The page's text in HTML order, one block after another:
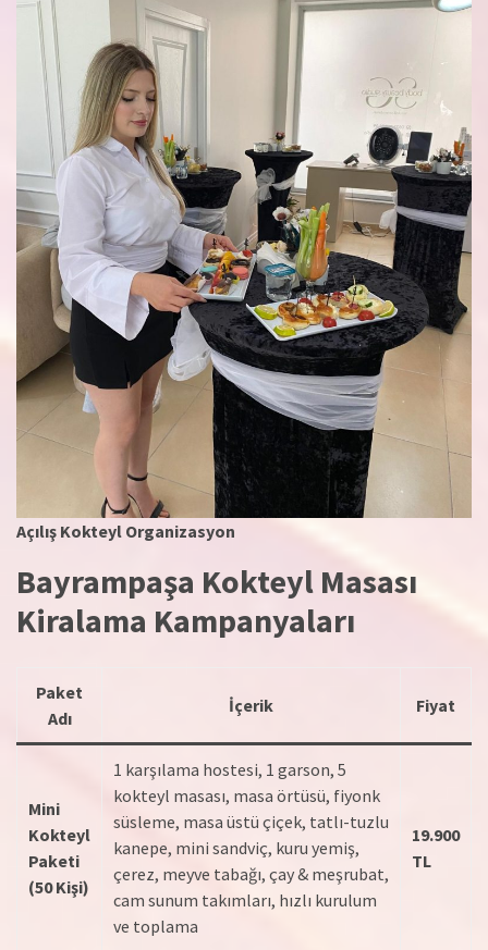
Açılış Kokteyl Organizasyon
Bayrampaşa Kokteyl Masası
Kiralama Kampanyaları
Paket
Adı
İçerik Fiyat
Mini
Kokteyl
Paketi
(50 Kişi)
1 karşılama hostesi, 1 garson, 5
kokteyl masası, masa örtüsü, fiyonk
süsleme, masa üstü çiçek, tatlı-tuzlu
kanepe, mini sandviç, kuru yemiş,
çerez, meyve tabağı, çay & meşrubat,
cam sunum takımları, hızlı kurulum
ve toplama
19.900
TL